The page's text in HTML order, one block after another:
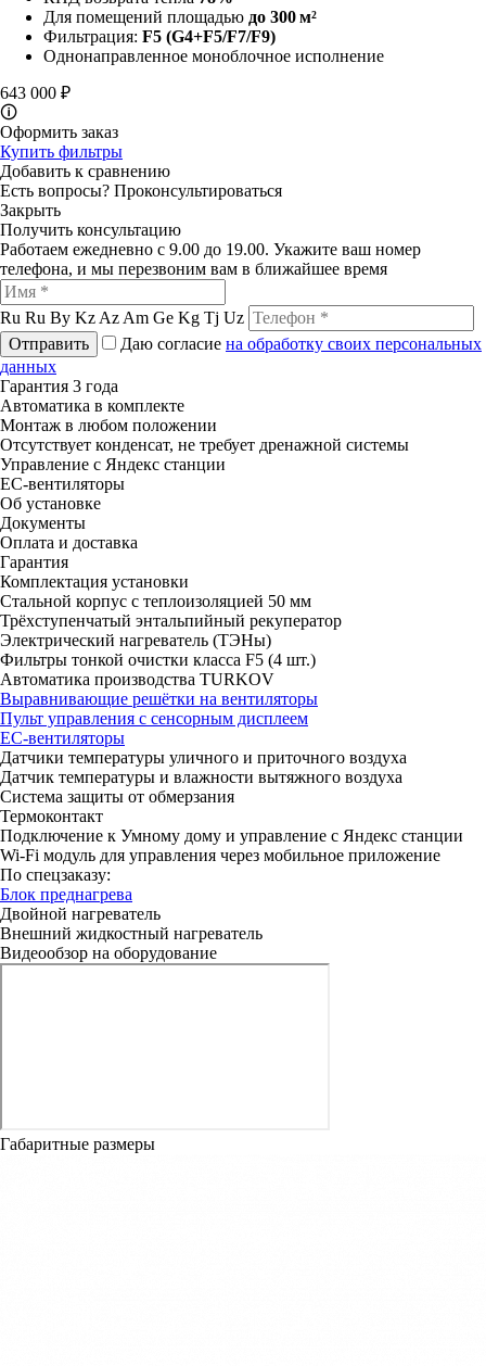
Для помещений площадью до 300 м²
Фильтрация: F5 (G4+F5/F7/F9)
Однонаправленное моноблочное исполнение
643 000 ₽
🛈
Оформить заказ
Купить фильтры
Добавить к сравнению
Есть вопросы? Проконсультироваться
Закрыть
Получить консультацию
Работаем ежедневно с 9.00 до 19.00. Укажите ваш номер
телефона, и мы перезвоним вам в ближайшее время
Ru Ru By Kz Az Am Ge Kg Tj Uz
Отправить
Даю согласие на обработку своих персональных
данных
Гарантия 3 года
Автоматика в комплекте
Монтаж в любом положении
Отсутствует конденсат, не требует дренажной системы
Управление с Яндекс станции
ЕС-вентиляторы
Об установке
Документы
Оплата и доставка
Гарантия
Комплектация установки
Стальной корпус с теплоизоляцией 50 мм
Трёхступенчатый энтальпийный рекуператор
Электрический нагреватель (ТЭНы)
Фильтры тонкой очистки класса F5 (4 шт.)
Автоматика производства TURKOV
Выравнивающие решётки на вентиляторы
Пульт управления с сенсорным дисплеем
ЕС-вентиляторы
Датчики температуры уличного и приточного воздуха
Датчик температуры и влажности вытяжного воздуха
Система защиты от обмерзания
Термоконтакт
Подключение к Умному дому и управление с Яндекс станции
Wi-Fi модуль для управления через мобильное приложение
По спецзаказу:
Блок преднагрева
Двойной нагреватель
Внешний жидкостный нагреватель
Видеообзор на оборудование
Габаритные размеры